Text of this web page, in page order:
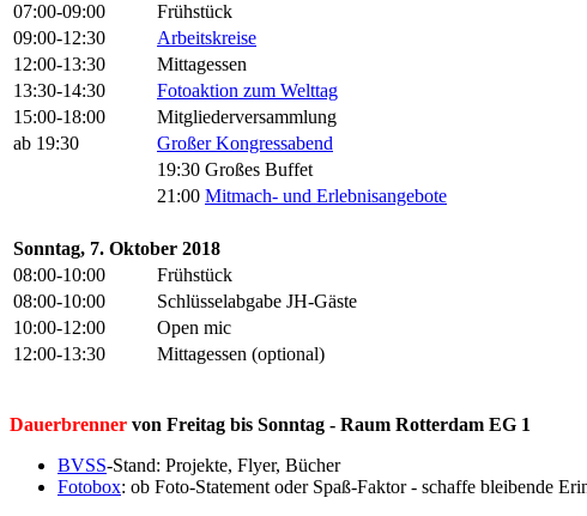
07:00-09:00
Frühstück
09:00-12:30
Arbeitskreise
12:00-13:30
Mittagessen
13:30-14:30
Fotoaktion zum Welttag
15:00-18:00
Mitgliederversammlung
ab 19:30
Großer Kongressabend
19:30 Großes Buffet
21:00 Mitmach- und Erlebnisangebote
Sonntag, 7. Oktober 2018
08:00-10:00
Frühstück
08:00-10:00
Schlüsselabgabe JH-Gäste
10:00-12:00
Open mic
12:00-13:30
Mittagessen (optional)
Dauerbrenner von Freitag bis Sonntag - Raum Rotterdam EG 1
BVSS-Stand: Projekte, Flyer, Bücher
Fotobox: ob Foto-Statement oder Spaß-Faktor - schaffe bleibende